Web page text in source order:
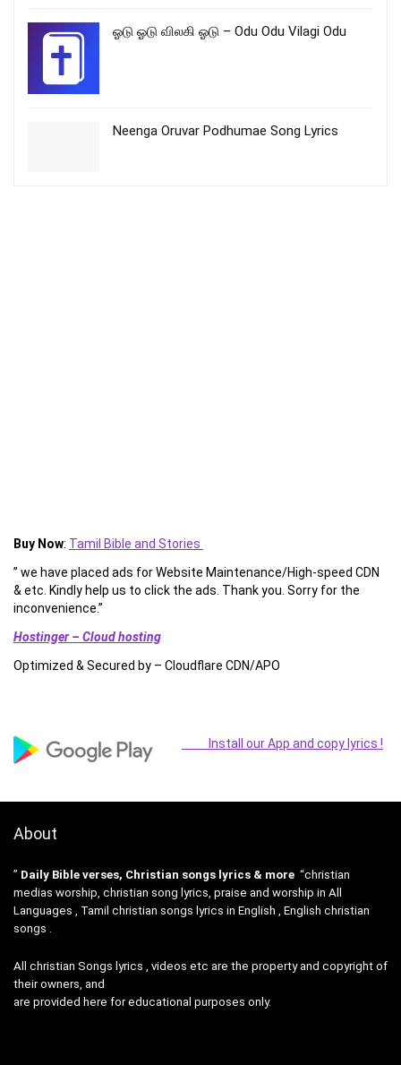
ஓடு ஓடு விலகி ஓடு – Odu Odu Vilagi Odu
Neenga Oruvar Podhumae Song Lyrics
Buy Now: Tamil Bible and Stories
” we have placed ads for Website Maintenance/High-speed CDN
& etc. Kindly help us to click the ads. Thank you. Sorry for the
inconvenience.”
Hostinger – Cloud hosting
Optimized & Secured by – Cloudflare CDN/APO
Install our App and copy lyrics !
About
” Daily Bible verses, Christian songs lyrics & more “christian
medias worship, christian song lyrics, praise and worship in All
Languages , Tamil christian songs lyrics in English , English christian
songs .
All christian Songs lyrics , videos etc are the property and copyright of
their owners, and
are provided here for educational purposes only.